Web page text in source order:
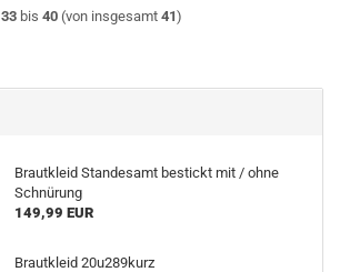
33bis 40(von insgesamt 41)
Brautkleid Standesamt bestickt mit / ohne
Schnürung
149,99 EUR
Brautkleid 20u289kurz